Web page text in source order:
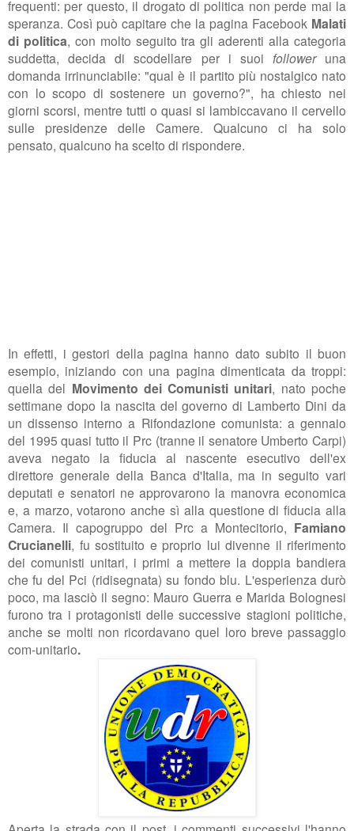
frequenti: per questo, il drogato di politica non perde mai la
speranza. Così può capitare che la pagina Facebook Malati
di politica, con molto seguito tra gli aderenti alla categoria
suddetta, decida di scodellare per i suoi followeruna
domanda irrinunciabile: "qual è il partito più nostalgico nato
con lo scopo di sostenere un governo?", ha chiesto nei
giorni scorsi, mentre tutti o quasi si lambiccavano il cervello
sulle presidenze delle Camere. Qualcuno ci ha solo
pensato, qualcuno ha scelto di rispondere.
In effetti, i gestori della pagina hanno dato subito il buon
esempio, iniziando con una pagina dimenticata da troppi:
quella del Movimento dei Comunisti unitari, nato poche
settimane dopo la nascita del governo di Lamberto Dini da
un dissenso interno a Rifondazione comunista: a gennaio
del 1995 quasi tutto il Prc (tranne il senatore Umberto Carpi)
aveva negato la fiducia al nascente esecutivo dell'ex
direttore generale della Banca d'Italia, ma in seguito vari
deputati e senatori ne approvarono la manovra economica
e, a marzo, votarono anche sì alla questione di fiducia alla
Camera. Il capogruppo del Prc a Montecitorio, Famiano
Crucianelli, fu sostituito e proprio lui divenne il riferimento
dei comunisti unitari, i primi a mettere la doppia bandiera
che fu del Pci (ridisegnata) su fondo blu. L'esperienza durò
poco, ma lasciò il segno: Mauro Guerra e Marida Bolognesi
furono tra i protagonisti delle successive stagioni politiche,
anche se molti non ricordavano quel loro breve passaggio
com-unitario.